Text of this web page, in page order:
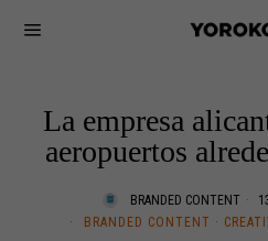
La empresa
aeropuertos
BRANDED CONTENT
BRANDED CONTENT ·